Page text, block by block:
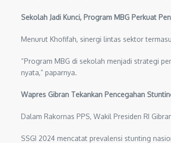
Sekolah Jadi Kunci, Program MBG Perkuat
Menurut Khofifah, sinergi lintas sektor
“Program MBG di sekolah menjadi strategi
nyata,” paparnya.
Wapres Gibran Tekankan Pencegahan
Dalam Rakornas PPS, Wakil Presiden RI
SSGI 2024 mencatat prevalensi stunting